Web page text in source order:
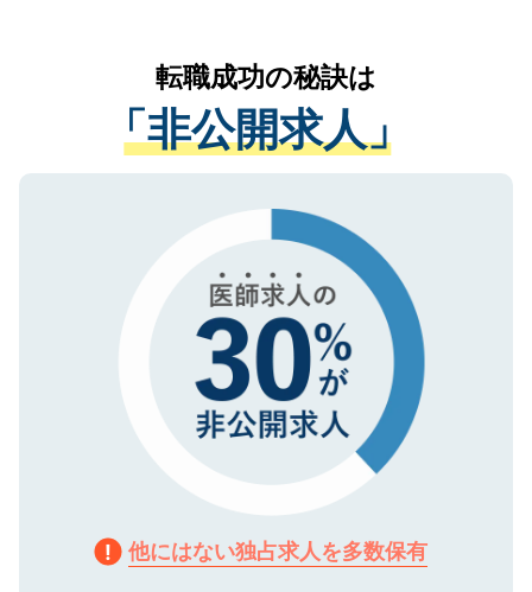
は、個人情報の取り扱いについての厳密な
管理基準を満たした事業者のみに付与され
る、プライバシーマークを取得済みです。
で、機密保持に関してもご安心ください。
かがいして、現在の医療機関の状況や紹介
経験をまじえながら、適切なアドバイスを
させていただきます。すぐにご転職をされ
ない方には、長期的なサポートが可能です
ので、まずはご登録ください。
転職成功の秘訣は
「非公開求人」
他にはない独占求人を多数保有